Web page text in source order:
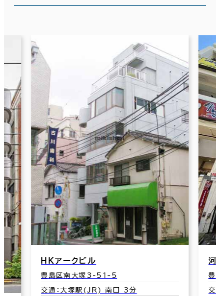
ＨＫアークビル
豊島区南大塚3-51-5
交通：大塚駅(JR) 南口 3分
河
豊
交